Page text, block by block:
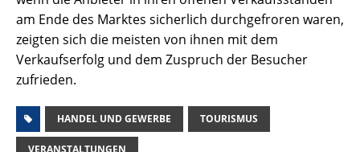
am Ende des Marktes sicherlich durchgefroren waren,
zeigten sich die meisten von ihnen mit dem
Verkaufserfolg und dem Zuspruch der Besucher
zufrieden.
HANDEL UND GEWERBE TOURISMUS
VERANSTALTUNGEN